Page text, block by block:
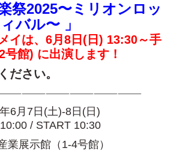
祭2025〜ミリオンロッ
バル〜 」
イは、6月8日(日) 13:30～手
館) に出演します！
ださい。
6月7日(土)-8日(日)
/ START 10:30
業展示館（1-4号館）